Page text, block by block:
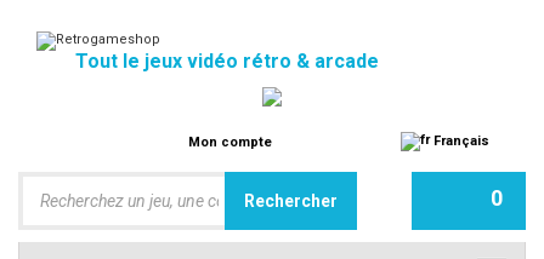
Tout le jeux vidéo rétro & arcade
Mon compte Français
0